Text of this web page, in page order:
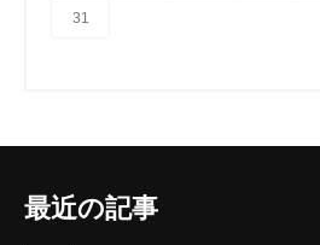
31
最近の記事